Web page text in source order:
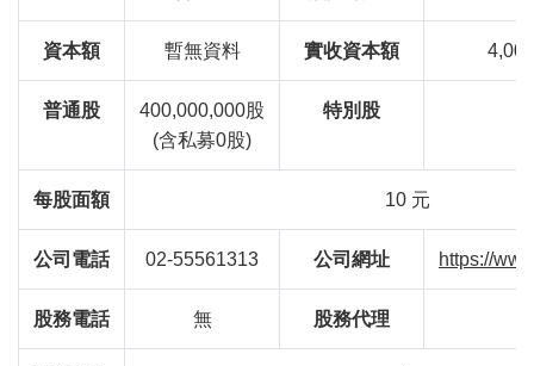
資本額 暫無資料 實收資本額
普通股
400,000,000股
(含私募0股)
特別股
每股面額 10 元
公司電話 02-55561313 公司網址 https://
股務電話 無 股務代理